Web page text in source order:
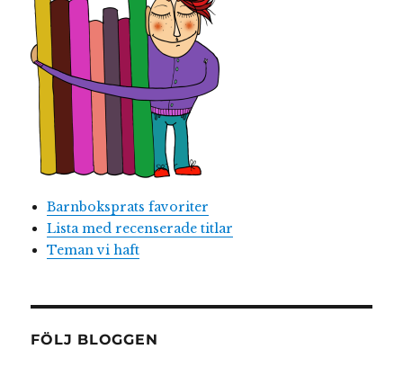
Barnboksprats favoriter
Lista med recenserade titlar
Teman vi haft
FÖLJ BLOGGEN